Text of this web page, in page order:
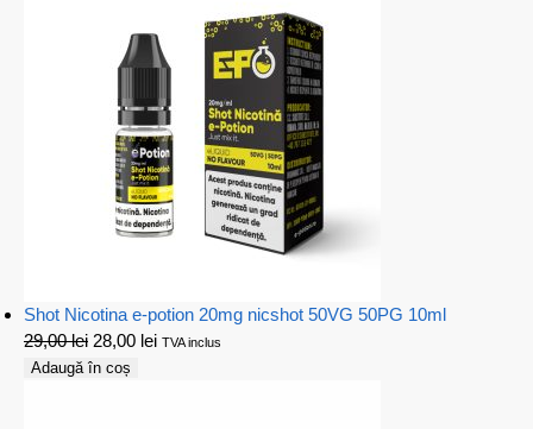
Shot Nicotina e-potion 20mg nicshot 50VG 50PG 10ml
29,00lei 28,00 lei TVA inclus
Adaugă în coș